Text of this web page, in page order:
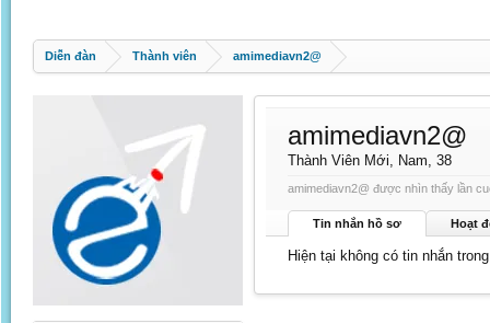
Diễn đàn Thành viên amimediavn2@
amimediavn2@
Thành Viên Mới, Nam, 38
amimediavn2@ được nhìn thấy lần
Tin nhắn hồ sơ Hoạt
Hiện tại không có tin nhắn